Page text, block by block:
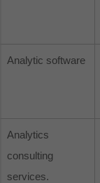
Analytic software
Analytics
consulting
services.